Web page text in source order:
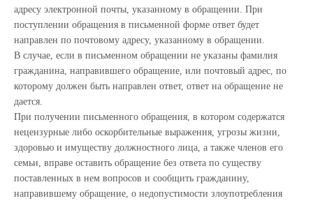
адресу электронной почты, указанному в обращении. При
поступлении обращения в письменной форме ответ будет
направлен по почтовому адресу, указанному в обращении.
В случае, если в письменном обращении не указаны фамилия
гражданина, направившего обращение, или почтовый адрес, по
которому должен быть направлен ответ, ответ на обращение не
дается.
При получении письменного обращения, в котором содержатся
нецензурные либо оскорбительные выражения, угрозы жизни,
здоровью и имуществу должностного лица, а также членов его
семьи, вправе оставить обращение без ответа по существу
поставленных в нем вопросов и сообщить гражданину,
направившему обращение, о недопустимости злоупотребления